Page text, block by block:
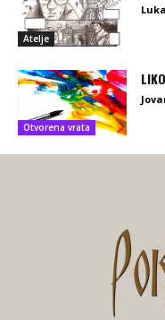
Atelje
Otvorena vrata